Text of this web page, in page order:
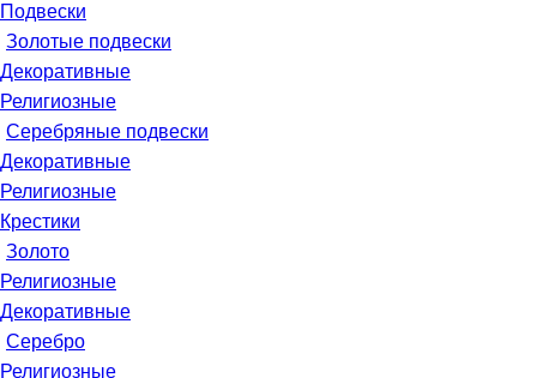
Подвески
Золотые подвески
Декоративные
Религиозные
Серебряные подвески
Декоративные
Религиозные
Крестики
Золото
Религиозные
Декоративные
Серебро
Религиозные